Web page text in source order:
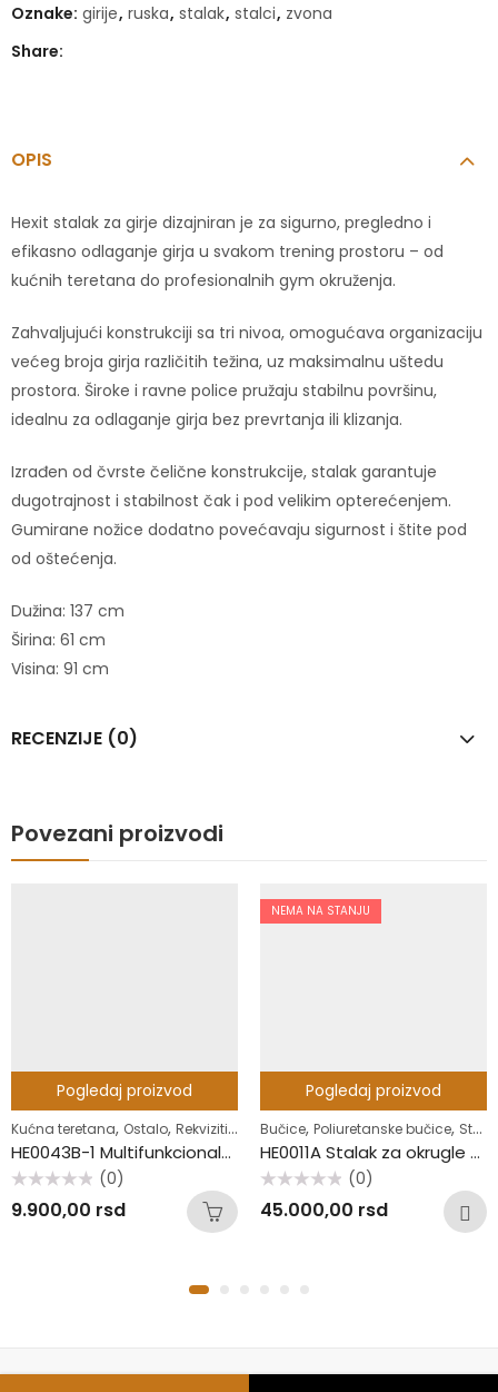
Oznake: girije, ruska, stalak, stalci, zvona
Share:
OPIS
Hexit stalak za girje dizajniran je za sigurno, pregledno i
efikasno odlaganje girja u svakom trening prostoru – od
kućnih teretana do profesionalnih gym okruženja.
Zahvaljujući konstrukciji sa tri nivoa, omogućava organizaciju
većeg broja girja različitih težina, uz maksimalnu uštedu
prostora. Široke i ravne police pružaju stabilnu površinu,
idealnu za odlaganje girja bez prevrtanja ili klizanja.
Izrađen od čvrste čelične konstrukcije, stalak garantuje
dugotrajnost i stabilnost čak i pod velikim opterećenjem.
Gumirane nožice dodatno povećavaju sigurnost i štite pod
od oštećenja.
Dužina: 137 cm
Širina: 61 cm
Visina: 91 cm
RECENZIJE (0)
Povezani proizvodi
Pogledaj proizvod
Kućna teretana, Ostalo, Rekviziti,Stalci
HE0043B-1 Multifunkcionalni prenosivi stalak
sa
(0)
9.900,00 rsd
NEMA NA STANJU
Pogledaj proizvod
Bučice, Poliuretanske bučice, Stalci
HE0011A Stalak za okrugle bučice
sa
(0)
45.000,00 rsd